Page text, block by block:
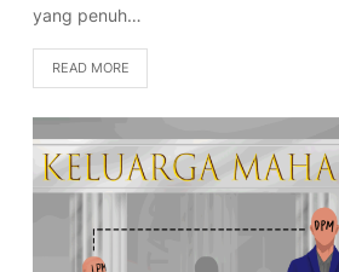
yang penuh…
READ MORE